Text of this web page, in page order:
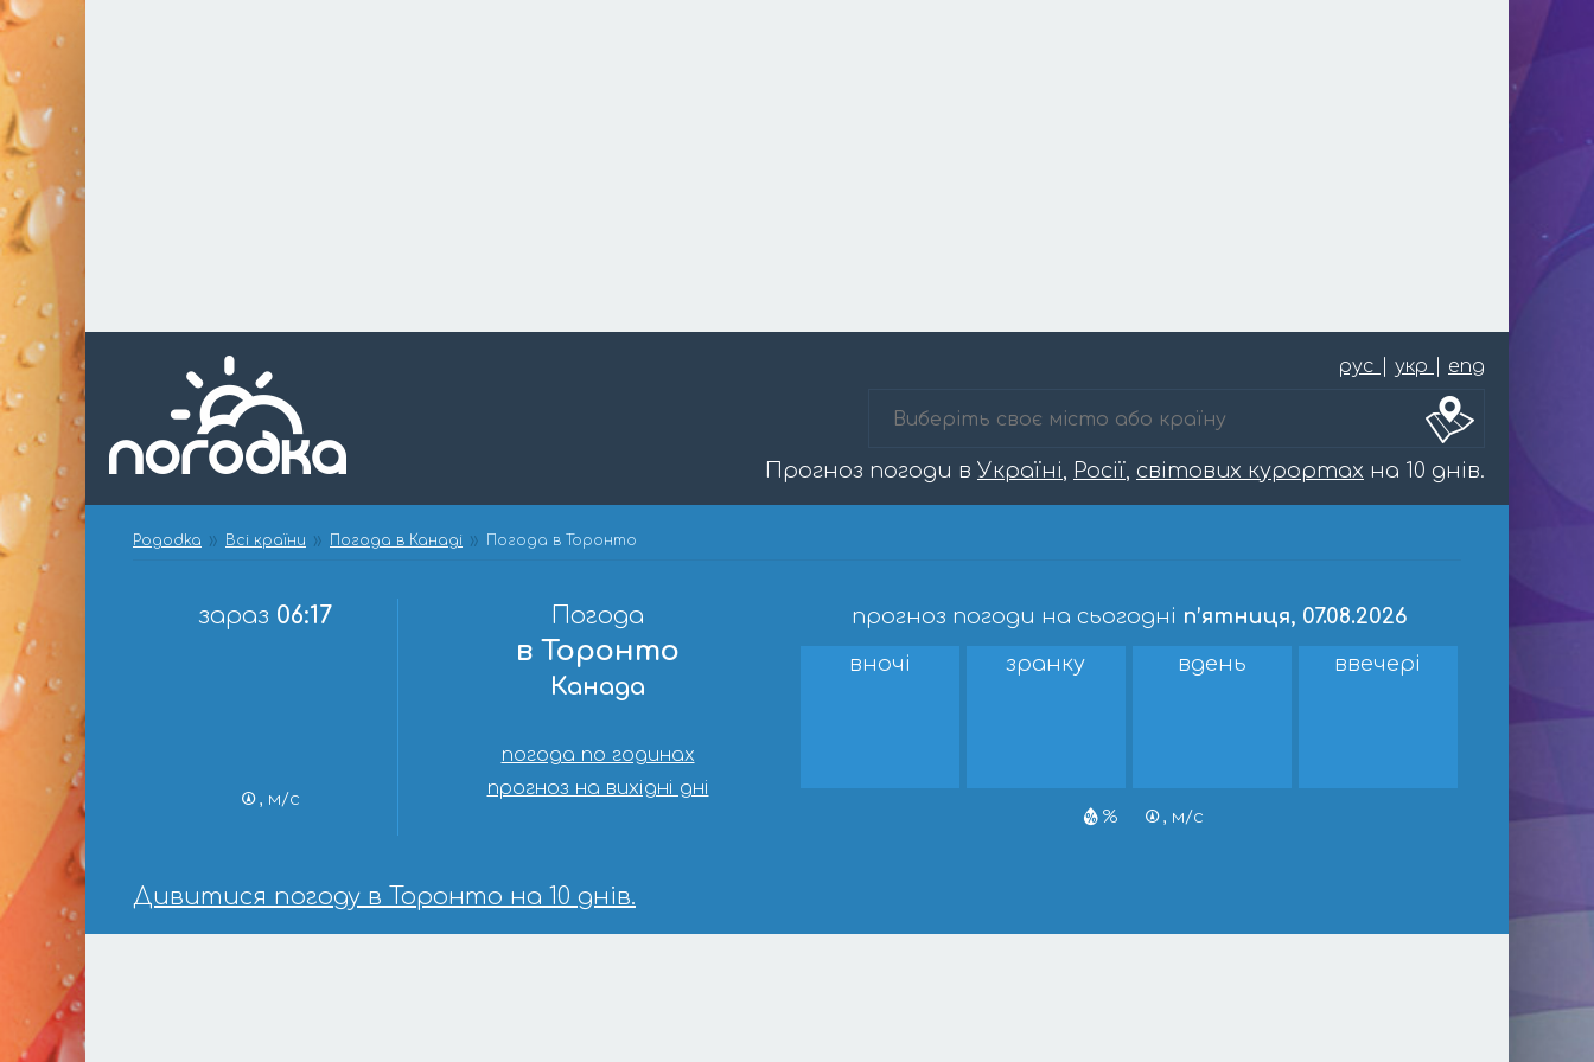
рус укр eng
Прогноз погоди в Україні, Росії, світових курортах на 10 днів.
Pogodka Всі країни Погода в Канаді Погода в Торонто
зараз 06:17
, м/с
Погода
в Торонто
Канада
погода по годинах
прогноз на вихідні дні
прогноз погоди на сьогодні п’ятниця, 07.08.2026
вночі
зранку вдень ввечері
% , м/с
Дивитися погоду в Торонто на 10 днів.